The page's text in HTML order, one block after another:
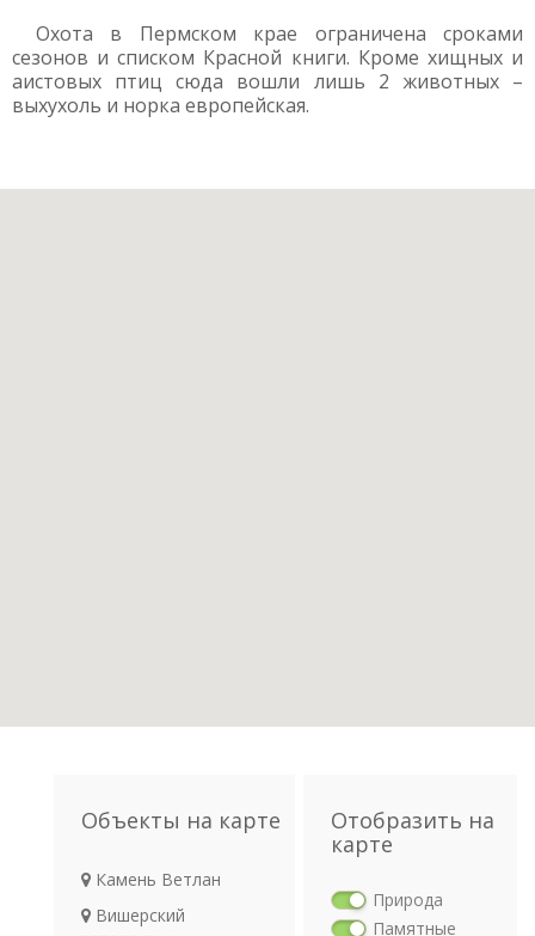
Охота в Пермском крае ограничена сроками
сезонов и списком Красной книги. Кроме хищных и
аистовых птиц сюда вошли лишь 2 животных –
выхухоль и норка европейская.
Объекты на карте
Камень Ветлан
Вишерский
Отобразить на
карте
Природа
Памятные